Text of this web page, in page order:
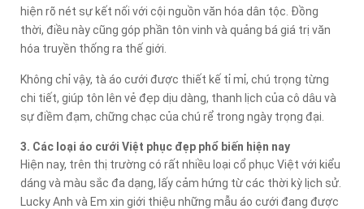
hiện rõ nét sự kết nối với cội nguồn văn hóa dân tộc. Đồng
thời, điều này cũng góp phần tôn vinh và quảng bá giá trị văn
hóa truyền thống ra thế giới.
Không chỉ vậy, tà áo cưới được thiết kế tỉ mỉ, chú trọng từng
chi tiết, giúp tôn lên vẻ đẹp dịu dàng, thanh lịch của cô dâu và
sự điềm đạm, chững chạc của chú rể trong ngày trọng đại.
3. Các loại áo cưới Việt phục đẹp phổ biến hiện nay
Hiện nay, trên thị trường có rất nhiều loại cổ phục Việt với kiểu
dáng và màu sắc đa dạng, lấy cảm hứng từ các thời kỳ lịch sử.
Lucky Anh và Em xin giới thiệu những mẫu áo cưới đang được